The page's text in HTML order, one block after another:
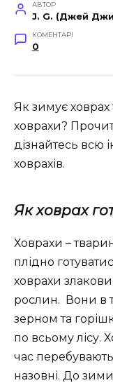
АВТОР
J. G. (Джей
КОМЕНТАРІ
0
Як зимує ховрах
ховрахи?
дізнайтесь всю
ховрахів.
Як ховрах
Ховрахи –
плідно
ховрахи
рослин. Вони в
зерном та
по всьому лісу.
час
назовні. До